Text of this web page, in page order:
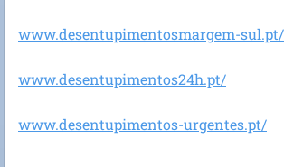
www.desentupimentosmargem-sul.pt/
www.desentupimentos24h.pt/
www.desentupimentos-urgentes.pt/